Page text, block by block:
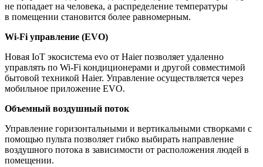
не попадает на человека, а распределение температуры
в помещении становится более равномерным.
Wi-Fi управление (EVO)
Новая IoT экосистема evo от Haier позволяет удаленно
управлять по Wi-Fi кондиционерами и другой совместимой
бытовой техникой Haier. Управление осуществляется через
мобильное приложение EVO.
Объемный воздушный поток
Управление горизонтальными и вертикальными створками с
помощью пульта позволяет гибко выбирать направление
воздушного потока в зависимости от расположения людей в
помещении.